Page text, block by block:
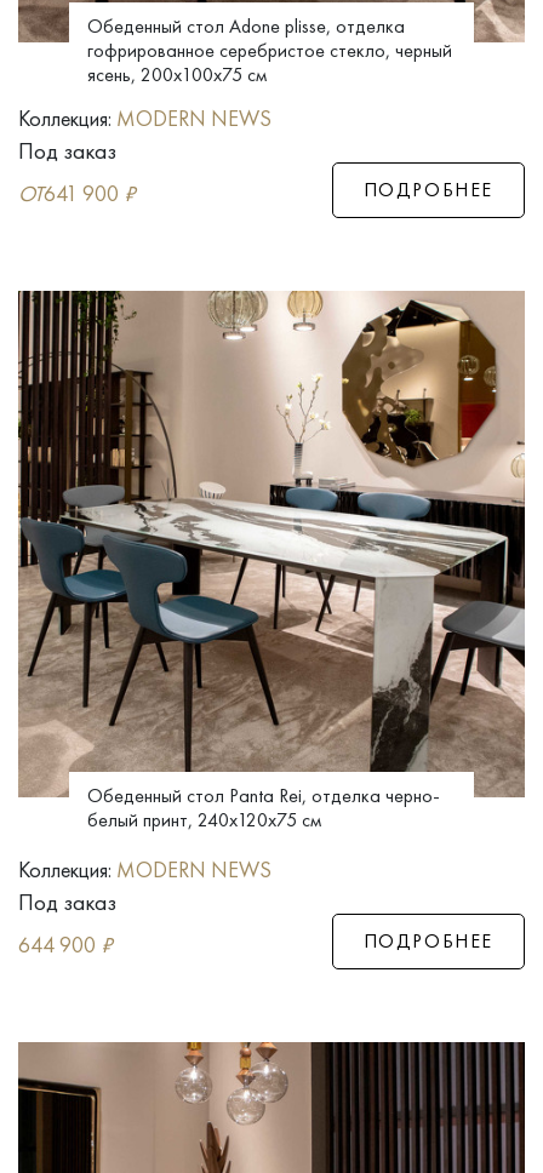
Обеденный стол Adone plisse, отделка
гофрированное серебристое стекло, черный
ясень, 200x100x75 см
Коллекция: MODERN NEWS
Под заказ
ОТ641 900 ₽ ПОДРОБНЕЕ
Обеденный стол Panta Rei, отделка черно-
белый принт, 240x120x75 см
Коллекция: MODERN NEWS
Под заказ
644 900 ₽ ПОДРОБНЕЕ